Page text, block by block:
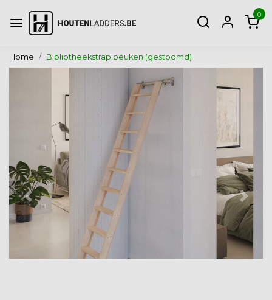
0
Home Bibliotheekstrap beuken (gestoomd)
Vorige